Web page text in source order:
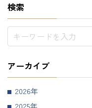
検索
アーカイブ
2026
2025